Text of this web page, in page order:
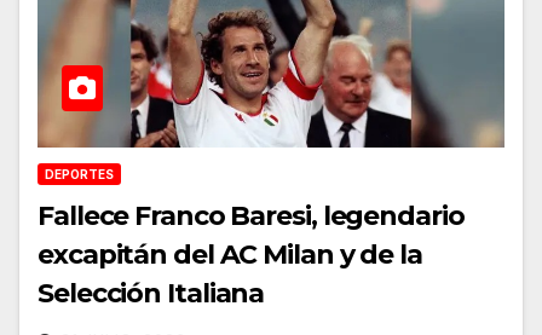
DEPORTES
Fallece Franco Baresi, legendario
excapitán del AC Milan y de la
Selección Italiana